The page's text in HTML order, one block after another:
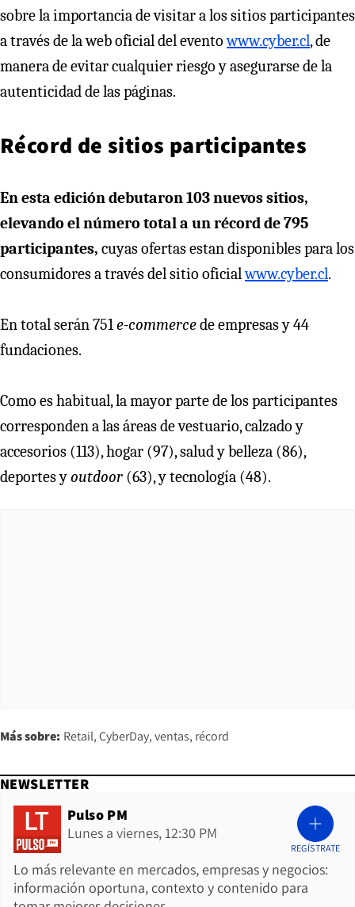
sobre la importancia de visitar a los sitios participantes
a través de la web oficial del eventowww.cyber.cl, de
manera de evitar cualquier riesgo y asegurarse de la
autenticidad de las páginas.
Récord de sitios participantes
En esta edición debutaron 103 nuevos sitios,
elevando el número total a un récord de 795
participantes, cuyas ofertas estan disponibles para los
consumidores a través del sitio oficialwww.cyber.cl.
En total serán 751e-commercede empresas y 44
fundaciones.
Como es habitual, la mayor parte de los participantes
corresponden a las áreas de vestuario, calzado y
accesorios (113), hogar (97), salud y belleza (86),
deportes youtdoor (63), y tecnología (48).
Más sobre: Retail CyberDay ventas récord
NEWSLETTER
Pulso PM
Lunes a viernes, 12:30 PM
Lo más relevante en mercados, empresas y negocios:
información oportuna, contexto y contenido para
REGÍSTRATE